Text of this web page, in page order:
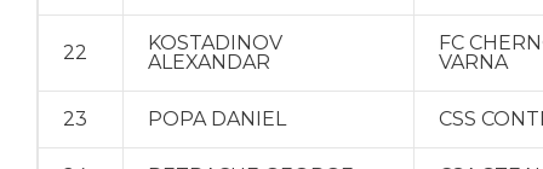
22
KOSTADINOV
ALEXANDAR
FC
VARNA
23 POPA DANIEL CSS